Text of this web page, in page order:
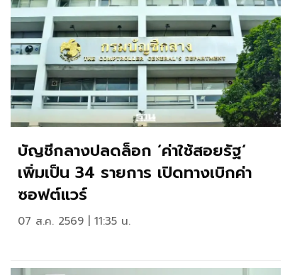
บัญชีกลางปลดล็อก ‘ค่าใช้สอยรัฐ‘
เพิ่มเป็น 34 รายการ เปิดทางเบิกค่า
ซอฟต์แวร์
07 ส.ค. 2569 | 11:35 น.